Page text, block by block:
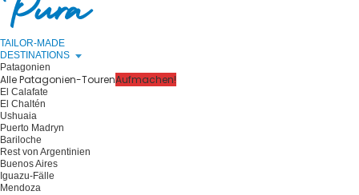
TAILOR-MADE
DESTINATIONS
Patagonien
Alle Patagonien-TourenAufmachen!
El Calafate
El Chaltén
Ushuaia
Puerto Madryn
Bariloche
Rest von Argentinien
Buenos Aires
Iguazu-Fälle
Mendoza